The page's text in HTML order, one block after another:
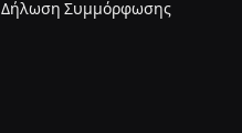
Δήλωση Συμμόρφωσης